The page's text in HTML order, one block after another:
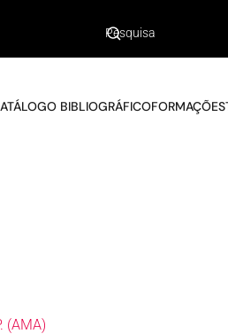
BIBLIOGRÁFICOFORMAÇÕES
(AMA)